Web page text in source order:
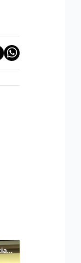
Caso Pradamano, parla uno dei ragazzi denunciati per la limonata: "Volevo anche aiutare i miei"